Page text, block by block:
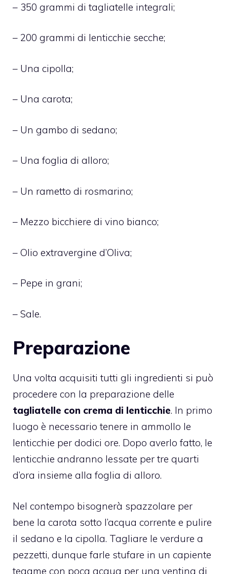
– 350 grammi di tagliatelle integrali;
– 200 grammi di lenticchie secche;
– Una cipolla;
– Una carota;
– Un gambo di sedano;
– Una foglia di alloro;
– Un rametto di rosmarino;
– Mezzo bicchiere di vino bianco;
– Olio extravergine d’Oliva;
– Pepe in grani;
– Sale.
Preparazione
Una volta acquisiti tutti gli ingredienti si può
procedere con la preparazione delle
tagliatelle con crema di lenticchie. In primo
luogo è necessario tenere in ammollo le
lenticchie per dodici ore. Dopo averlo fatto, le
lenticchie andranno lessate per tre quarti
d’ora insieme alla foglia di alloro.
Nel contempo bisognerà spazzolare per
bene la carota sotto l’acqua corrente e pulire
il sedano e la cipolla. Tagliare le verdure a
pezzetti, dunque farle stufare in un capiente
tegame con poca acqua per una ventina di